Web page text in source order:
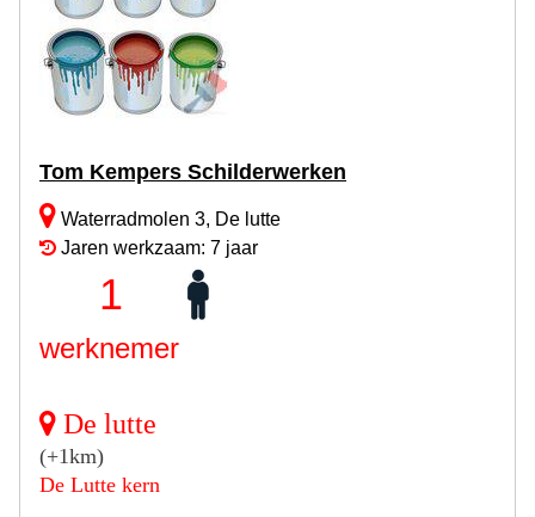
Tom Kempers Schilderwerken
Waterradmolen 3, De lutte
Jaren werkzaam: 7 jaar
1
werknemer
De lutte
(+1km)
De Lutte kern